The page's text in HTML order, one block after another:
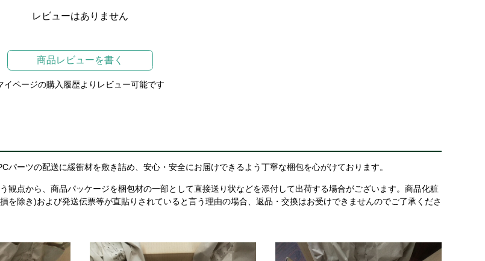
レビューはありません
商品レビューを書く
イページの購入履歴よりレビュー可能です
ーツの配送に緩衝材を敷き詰め、安心・安全にお届けできるよう丁寧な梱包を心がけております。
観点から、商品パッケージを梱包材の一部として直接送り状などを添付して出荷する場合がございます。商品化粧
除き)および発送伝票等が直貼りされていると言う理由の場合、返品・交換はお受けできませんのでご了承くださ